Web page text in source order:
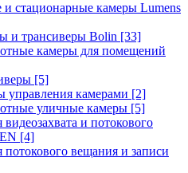
стационарные камеры Lumens
и трансиверы Bolin [33]
камеры для помещений
[5]
управления камерами [2]
уличные камеры [5]
и потокового
[4]
потокового вещания и записи